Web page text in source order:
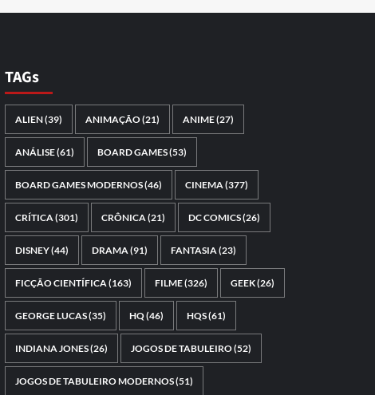
TAGs
ALIEN(39) ANIMAÇÃO(21) ANIME(27)
ANÁLISE(61) BOARD GAMES(53)
BOARD GAMES MODERNOS(46) CINEMA (377)
CRÍTICA (301) CRÔNICA (21) DC COMICS(26)
DISNEY(44) DRAMA (91) FANTASIA (23)
FICÇÃO CIENTÍFICA (163) FILME(326) GEEK(26)
GEORGE LUCAS(35) HQ(46) HQS(61)
INDIANA JONES(26) JOGOS DE TABULEIRO(52)
JOGOS DE TABULEIRO MODERNOS(51)